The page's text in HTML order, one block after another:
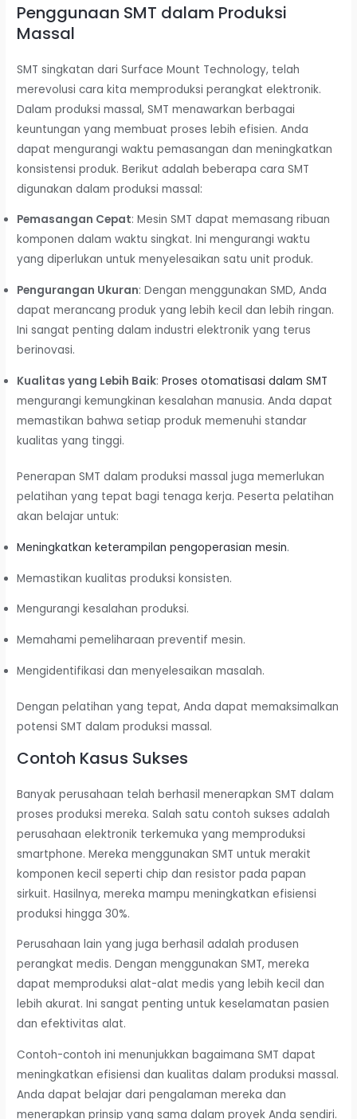
Penggunaan SMT dalam Produksi
Massal
SMT singkatan dari Surface Mount Technology, telah
merevolusi cara kita memproduksi perangkat elektronik.
Dalam produksi massal, SMT menawarkan berbagai
keuntungan yang membuat proses lebih efisien. Anda
dapat mengurangi waktu pemasangan dan meningkatkan
konsistensi produk. Berikut adalah beberapa cara SMT
digunakan dalam produksi massal:
Pemasangan Cepat: Mesin SMT dapat memasang ribuan
komponen dalam waktu singkat. Ini mengurangi waktu
yang diperlukan untuk menyelesaikan satu unit produk.
Pengurangan Ukuran: Dengan menggunakan SMD, Anda
dapat merancang produk yang lebih kecil dan lebih ringan.
Ini sangat penting dalam industri elektronik yang terus
berinovasi.
Kualitas yang Lebih Baik:Proses otomatisasi dalam SMT
mengurangi kemungkinan kesalahan manusia. Anda dapat
memastikan bahwa setiap produk memenuhi standar
kualitas yang tinggi.
Penerapan SMT dalam produksi massal juga memerlukan
pelatihan yang tepat bagi tenaga kerja. Peserta pelatihan
akan belajar untuk:
Meningkatkan keterampilan pengoperasian mesin.
Memastikan kualitas produksi konsisten.
Mengurangi kesalahan produksi.
Memahami pemeliharaan preventif mesin.
Mengidentifikasi dan menyelesaikan masalah.
Dengan pelatihan yang tepat, Anda dapat memaksimalkan
potensi SMT dalam produksi massal.
Contoh Kasus Sukses
Banyak perusahaan telah berhasil menerapkan SMT dalam
proses produksi mereka. Salah satu contoh sukses adalah
perusahaan elektronik terkemuka yang memproduksi
smartphone. Mereka menggunakan SMT untuk merakit
komponen kecil seperti chip dan resistor pada papan
sirkuit. Hasilnya, mereka mampu meningkatkan efisiensi
produksi hingga 30%.
Perusahaan lain yang juga berhasil adalah produsen
perangkat medis. Dengan menggunakan SMT, mereka
dapat memproduksi alat-alat medis yang lebih kecil dan
lebih akurat. Ini sangat penting untuk keselamatan pasien
dan efektivitas alat.
Contoh-contoh ini menunjukkan bagaimana SMT dapat
meningkatkan efisiensi dan kualitas dalam produksi massal.
Anda dapat belajar dari pengalaman mereka dan
menerapkan prinsip yang sama dalam proyek Anda sendiri.